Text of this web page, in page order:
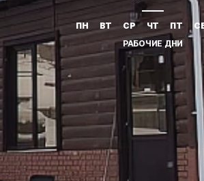
ПН ВТ СР ЧТ ПТ
РАБОЧИЕ ДНИ